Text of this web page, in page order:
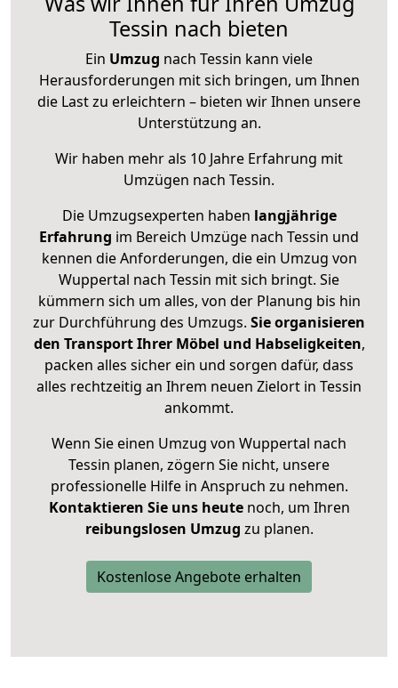
Tessin nach bieten
Ein Umzug nach Tessin kann viele
Herausforderungen mit sich bringen, um Ihnen
die Last zu erleichtern – bieten wir Ihnen unsere
Unterstützung an.
Wir haben mehr als 10 Jahre Erfahrung mit
Umzügen nach Tessin.
Die Umzugsexperten haben langjährige
Erfahrung im Bereich Umzüge nach Tessin und
kennen die Anforderungen, die ein Umzug von
Wuppertal nach Tessin mit sich bringt. Sie
kümmern sich um alles, von der Planung bis hin
zur Durchführung des Umzugs. Sie organisieren
den Transport Ihrer Möbel und Habseligkeiten,
packen alles sicher ein und sorgen dafür, dass
alles rechtzeitig an Ihrem neuen Zielort in Tessin
ankommt.
Wenn Sie einen Umzug von Wuppertal nach
Tessin planen, zögern Sie nicht, unsere
professionelle Hilfe in Anspruch zu nehmen.
Kontaktieren Sie uns heutenoch, um Ihren
reibungslosen Umzug zu planen.
Kostenlose Angebote erhalten